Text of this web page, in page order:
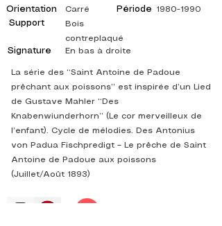
Orientation
Support
Signature
Période
Carré
Bois
contreplaqué
En bas à droite
1980-1990
La série des “Saint Antoine de Padoue
prêchant aux poissons” est inspirée d’un Lied
de Gustave Mahler “Des
Knabenwiunderhorn” (Le cor merveilleux de
l’enfant). Cycle de mélodies. Des Antonius
von Padua Fischpredigt – Le prêche de Saint
Antoine de Padoue aux poissons
(Juillet/Août 1893)